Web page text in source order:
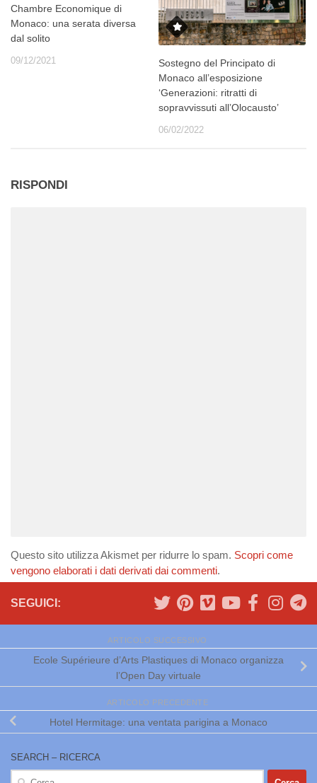
Chambre Economique di
Monaco: una serata diversa
dal solito
09/12/2021
Sostegno del Principato di
Monaco all’esposizione
‘Generazioni: ritratti di
sopravvissuti all’Olocausto’
06/02/2022
RISPONDI
Questo sito utilizza Akismet per ridurre lo spam. Scopri come
vengono elaborati i dati derivati dai commenti.
SEGUICI:
ARTICOLO SUCCESSIVO
Ecole Supérieure d’Arts Plastiques di Monaco organizza
l’Open Day virtuale
ARTICOLO PRECEDENTE
Hotel Hermitage: una ventata parigina a Monaco
SEARCH – RICERCA
Ricerca